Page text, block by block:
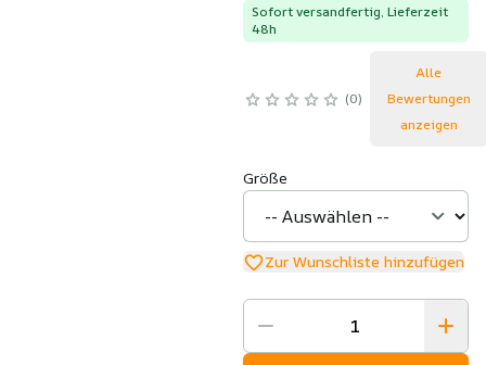
Sofort versandfertig, Lieferzeit
48h
0
Alle
Bewertungen
anzeigen
Größe
Zur Wunschliste hinzufügen